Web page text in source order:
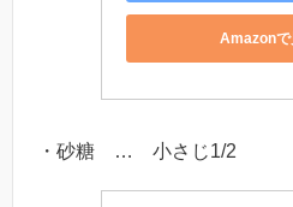
Amazonで
・砂糖 … 小さじ1/2